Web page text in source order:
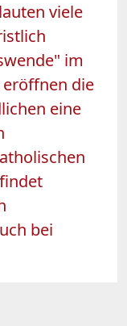
viele
im
die
eine
bei